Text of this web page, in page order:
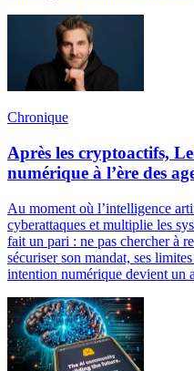
Chronique
Après les cryptoactifs,
numérique à l’ère des
Au moment où l’intelligence
cyberattaques et multiplie les
fait un pari : ne pas chercher à
sécuriser son mandat, ses
intention numérique devient un